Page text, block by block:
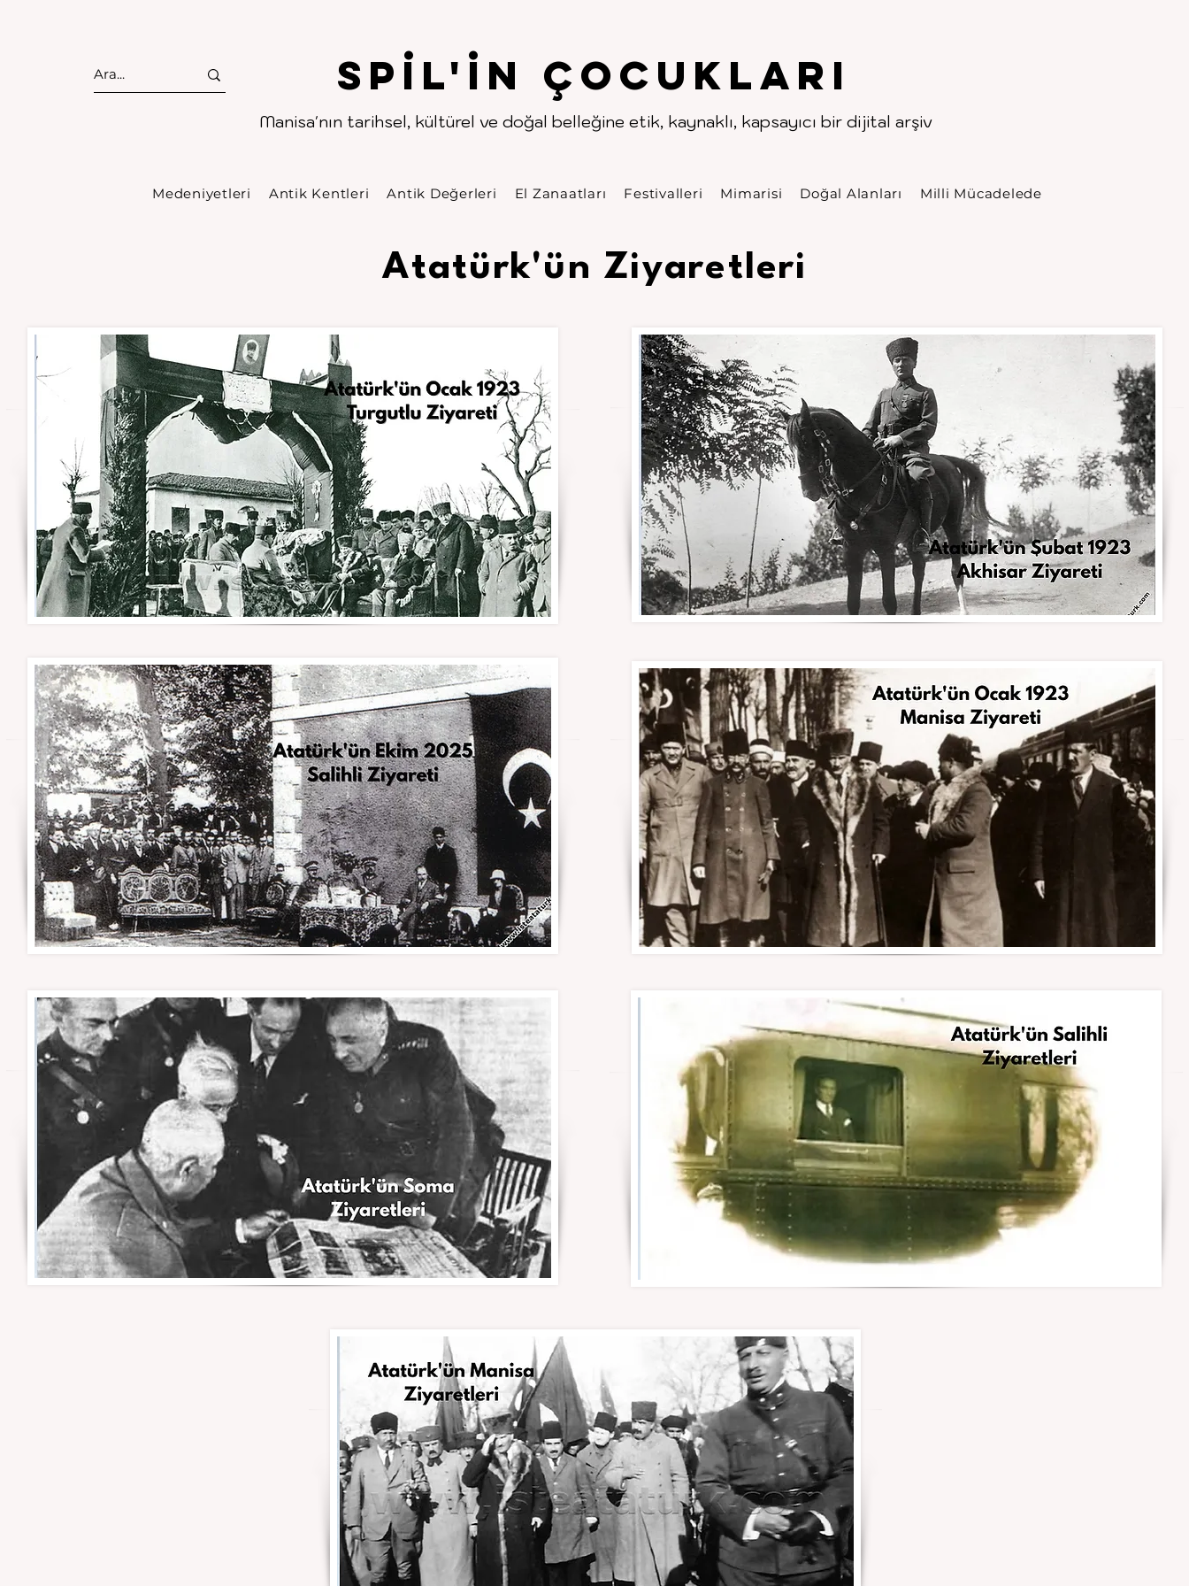
Spıl'in Çocukları
Manisa'nın tarihsel, kültürel ve doğal belleğine etik, kaynaklı, kapsayıcı bir dijital arşiv
. .
Medeniyetleri Antik Kentleri Antik Değerleri El Zanaatları Festivalleri Mimarisi Doğal Alanları Milli Mücadelede
Atatürk'ün Ziyaretleri